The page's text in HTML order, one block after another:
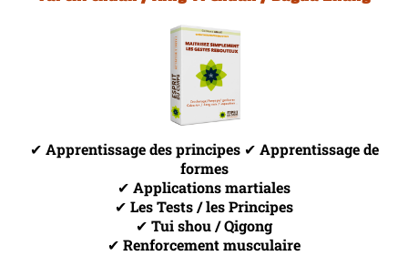
✔︎ Apprentissage des principes ✔︎ Apprentissage de
formes
✔︎ Applications martiales
✔︎ Les Tests / les Principes
✔︎ Tui shou / Qigong
✔︎ Renforcement musculaire